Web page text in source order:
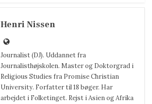
Henri Nissen
Journalist (DJ). Uddannet fra
Journalisthøjskolen. Master og Doktorgrad i
Religious Studies fra Promise Christian
University. Forfatter til 18 bøger. Har
arbejdet i Folketinget. Rejst i Asien og Afrika